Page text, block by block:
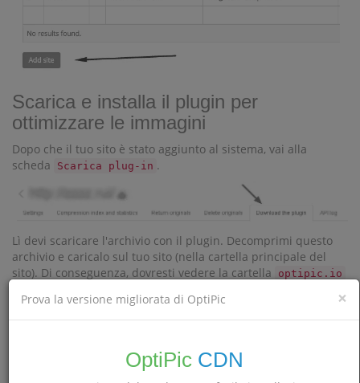
Scarica e installa il plugin per
ottimizzare le immagini
Dopo che il tuo sito è stato aggiunto al sistema, vai alla
scheda
Scarica plug-in .
Lì devi scaricare l'archivio con il plugin. Decomprimi questo
archivio e caricalo sul tuo sito (nella cartella principale del
sito). Di conseguenza, dovresti vedere la cartella
optipic.io
Seleziona un pacchetto e finanzia il tuo
×
Prova la versione migliorata di OptiPic
OptiPic CDN